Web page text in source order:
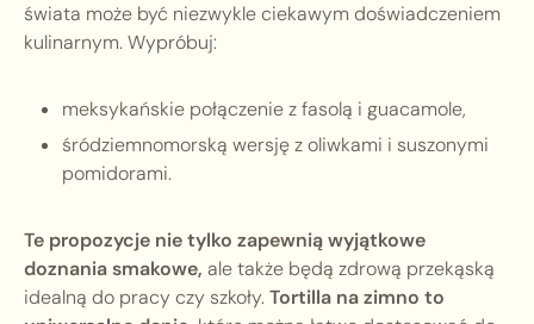
świata może być niezwykle ciekawym doświadczeniem
kulinarnym. Wypróbuj:
meksykańskie połączenie z fasolą i guacamole,
śródziemnomorską wersję z oliwkami i suszonymi
pomidorami.
Te propozycje nie tylko zapewnią wyjątkowe
doznania smakowe, ale także będą zdrową przekąską
idealną do pracy czy szkoły.Tortilla na zimno to